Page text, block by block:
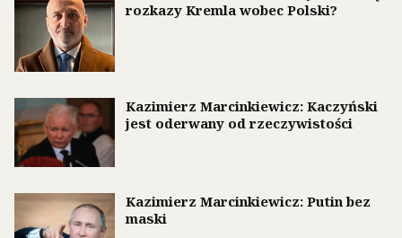
rozkazy Kremla wobec Polski?
Kazimierz Marcinkiewicz: Kaczyński
jest oderwany od rzeczywistości
Kazimierz Marcinkiewicz: Putin bez
maski